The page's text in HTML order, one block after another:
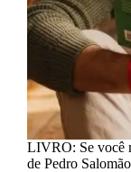
LIVRO: Se você
de Pedro